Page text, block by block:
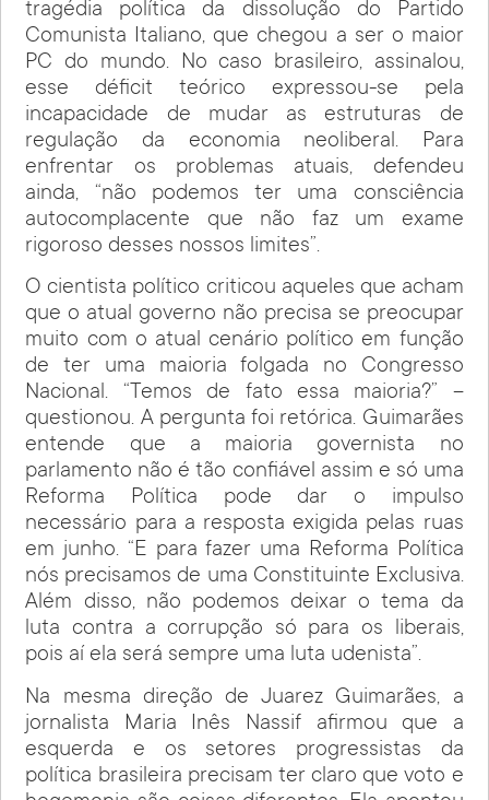
tragédia política da dissolução do Partido
Comunista Italiano, que chegou a ser o maior
PC do mundo. No caso brasileiro, assinalou,
esse déficit teórico expressou-se pela
incapacidade de mudar as estruturas de
regulação da economia neoliberal. Para
enfrentar os problemas atuais, defendeu
ainda, “não podemos ter uma consciência
autocomplacente que não faz um exame
rigoroso desses nossos limites”.
O cientista político criticou aqueles que acham
que o atual governo não precisa se preocupar
muito com o atual cenário político em função
de ter uma maioria folgada no Congresso
Nacional. “Temos de fato essa maioria?” –
questionou. A pergunta foi retórica. Guimarães
entende que a maioria governista no
parlamento não é tão confiável assim e só uma
Reforma Política pode dar o impulso
necessário para a resposta exigida pelas ruas
em junho. “E para fazer uma Reforma Política
nós precisamos de uma Constituinte Exclusiva.
Além disso, não podemos deixar o tema da
luta contra a corrupção só para os liberais,
pois aí ela será sempre uma luta udenista”.
Na mesma direção de Juarez Guimarães, a
jornalista Maria Inês Nassif afirmou que a
esquerda e os setores progressistas da
política brasileira precisam ter claro que voto e